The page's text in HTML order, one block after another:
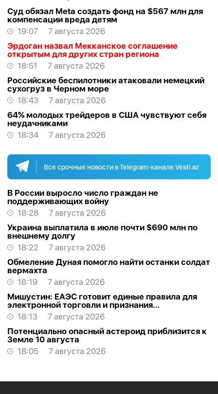
Суд обязал Meta создать фонд на $567 млн для
компенсации вреда детям
19:07
7 августа 2026
Эрдоган назвал Мекканское соглашение
открытым для других стран региона
18:51
7 августа 2026
Российские беспилотники атаковали немецкий
сухогруз в Черном море
18:43
7 августа 2026
64% молодых трейдеров в США чувствуют себя
неудачниками
18:34
7 августа 2026
Все срочные новости в Telegram-канале Vesti.az
В России выросло число граждан не
поддерживающих войну
18:28
7 августа 2026
Украина выплатила в июле почти $690 млн по
внешнему долгу
18:22
7 августа 2026
Обмеление Дуная помогло найти останки солдат
вермахта
18:19
7 августа 2026
Мишустин: ЕАЭС готовит единые правила для
электронной торговли и признания
квалификаций
18:13
7 августа 2026
Потенциально опасный астероид приблизится к
Земле 10 августа
18:05
7 августа 2026